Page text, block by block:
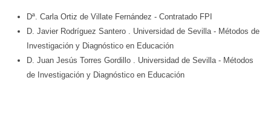
Dª. Carla Ortiz de Villate Fernández - Contratado FPI
D. Javier Rodríguez Santero . Universidad de Sevilla - Métodos de
Investigación y Diagnóstico en Educación
D. Juan Jesús Torres Gordillo . Universidad de Sevilla - Métodos
de Investigación y Diagnóstico en Educación